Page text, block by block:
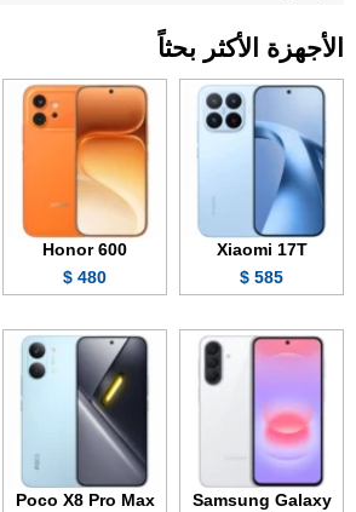
الأجهزة الأكثر بحثاً
Xiaomi 17T
585 $
Honor 600
480 $
Samsung Galaxy
Poco X8 Pro Max